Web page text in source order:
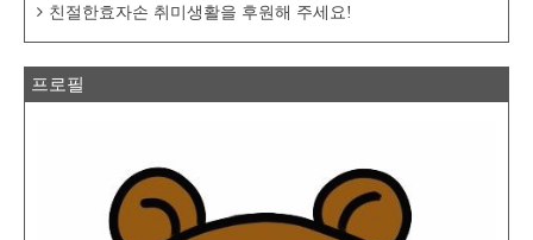
친절한효자손 취미생활을 후원해 주세요!
프로필